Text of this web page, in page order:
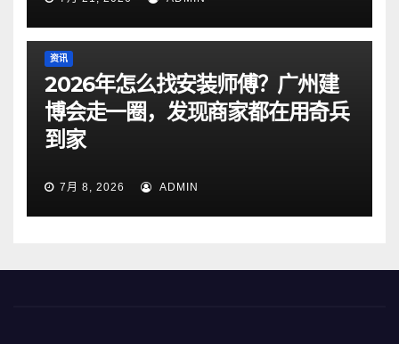
资讯
2026年怎么找安装师傅？广州建
博会走一圈，发现商家都在用奇兵
到家
7月 8, 2026 ADMIN